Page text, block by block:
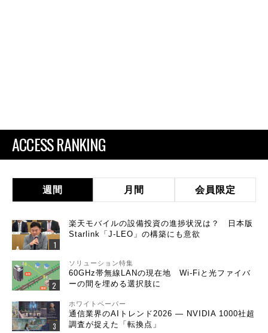
ACCESS RANKING
週間 月間 会員限定
楽天モバイルの設備投資の進捗状況は？ 日本版
Starlink「J-LEO」の構築にも意欲
ソリューション特集
60GHz帯無線LANの現在地 Wi-Fiと光ファイバ
ーの間を埋める選択肢に
ホワイトペーパー
通信業界のAIトレンド2026 ― NVIDIA 1000社超
調査が捉えた「転換点」